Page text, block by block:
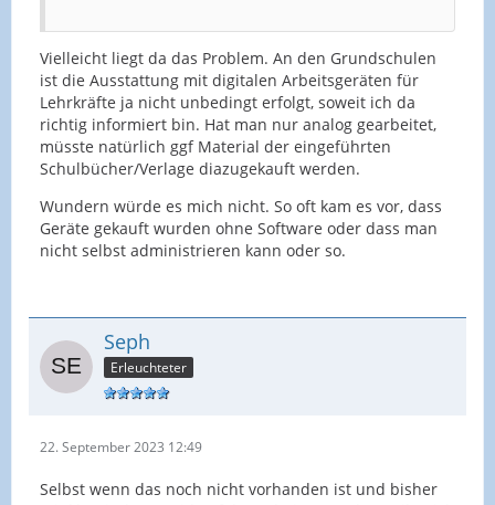
Vielleicht liegt da das Problem. An den Grundschulen
ist die Ausstattung mit digitalen Arbeitsgeräten für
Lehrkräfte ja nicht unbedingt erfolgt, soweit ich da
richtig informiert bin. Hat man nur analog gearbeitet,
müsste natürlich ggf Material der eingeführten
Schulbücher/Verlage diazugekauft werden.
Wundern würde es mich nicht. So oft kam es vor, dass
Geräte gekauft wurden ohne Software oder dass man
nicht selbst administrieren kann oder so.
Seph
Erleuchteter
22. September 2023 12:49
Selbst wenn das noch nicht vorhanden ist und bisher